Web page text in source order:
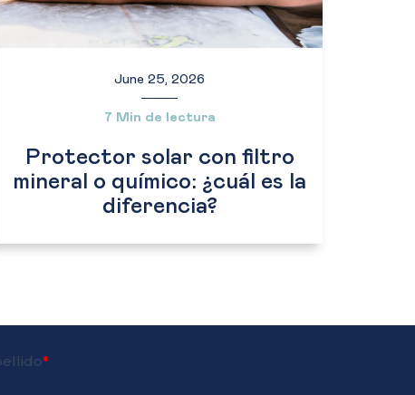
June 25, 2026
7 Min de lectura
Protector solar con filtro
mineral o químico: ¿cuál es la
diferencia?